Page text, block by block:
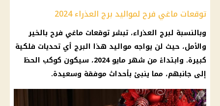
توقعات ماغي فرح لمواليد برج العذراء 2024
وبالنسبة لبرج العذراء، تبشرتوقعات ماغي فرح بالخير
والأمل، حيث لن يواجه مواليد هذا البرج أي تحديات فلكية
كبيرة. وابتداءً من شهر مايو
2024، سيكون كوكب الحظ
إلى جانبهم، مما ينبئ بأحداث موفقة وسعيدة.